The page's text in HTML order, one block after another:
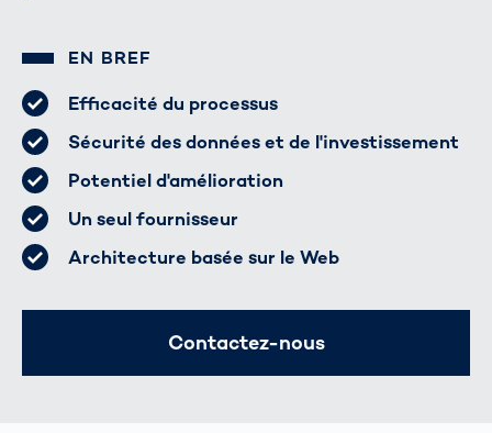
EN BREF
Efficacité du processus
Sécurité des données et de l'investissement
Potentiel d'amélioration
Un seul fournisseur
Architecture basée sur le Web
Contactez-nous